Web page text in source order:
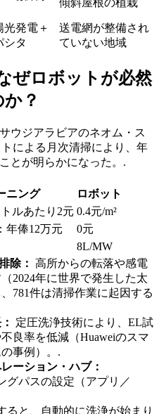
傾斜屋根の植栽
光発電＋
シタ
送電網が整備され
ていない地域
ぜロボットが必然
？
サウジアラビアのネオム・ス
による月次清掃により、年
とが明らかになった。.
ニング
ロボット
ルあたり2元 0.4元/m²
年俸12万元
0元
8L/MW
除： 高所からの転落や感電
2024年に世界で発生した太
781件は清掃作業に起因する
定圧洗浄技術により、EL試
良率を低減（Huaweiのスマ
事例）。.
ーション・ハブ：
グパスの設定（アプリ／
ると、自動的に洗浄が始まり